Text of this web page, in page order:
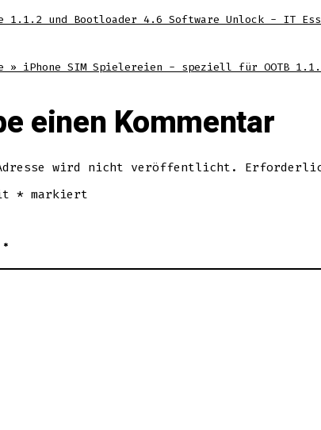
1.1.2 und Bootloader 4.6 Software Unlock - IT
» iPhone SIM Spielereien - speziell für OOTB
einen Kommentar
wird nicht veröffentlicht.
* markiert
*